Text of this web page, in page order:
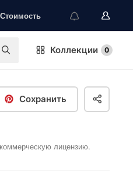
Стоимость
Коллекции 0
Сохранить
лицензию.